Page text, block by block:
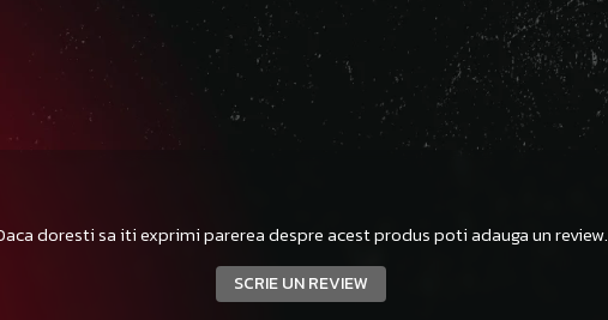
doresti sa iti exprimi parerea despre acest produs poti adauga un review.
SCRIE UN REVIEW